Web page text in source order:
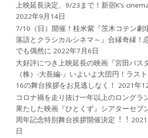
上映延長決定、9/23まで！新宿K’s
2022年9月14日
7/10（日）開催！桂米紫『茨木コテン劇
落語とクラシカルシネマ～』合縁奇縁！
でも偶然に 2022年7月6日
大好評につき上映延長の映画『宮田バス
（株）-大長編-』いよいよ大団円！ラス
16の舞台挨拶をお見逃しなく！
2021年
コロナ禍を⾛り抜け⼀年以上のロングラ
果たした映画『ひとくず』シアターセブ
周年記念特別舞台挨拶開催決定︕︕
日